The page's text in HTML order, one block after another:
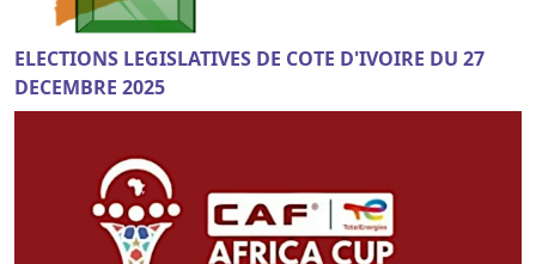
ELECTIONS LEGISLATIVES DE COTE D'IVOIRE DU 27
DECEMBRE 2025